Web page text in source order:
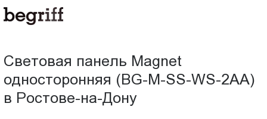
Световая
Magnet
односторонняя
Световая панель Magnet
односторонняя (BG-M-SS-WS-2AА)
в Ростове-на-Дону
ООО
"Компания
Свердловская
обл.
620016
г.